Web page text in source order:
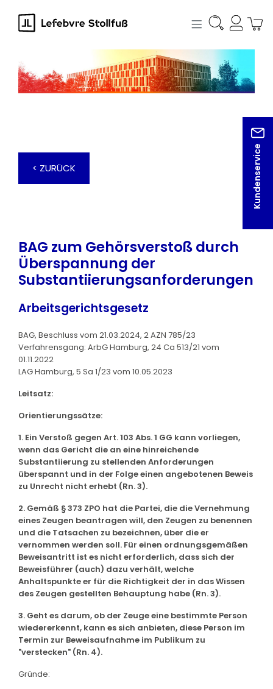
springen
Kundenservice
< ZURÜCK
BAG zum Gehörsverstoß durch
Überspannung der
Substantiierungsanforderungen
Arbeitsgerichtsgesetz
BAG, Beschluss vom 21.03.2024, 2 AZN 785/23
Verfahrensgang: ArbG Hamburg, 24 Ca 513/21 vom
01.11.2022
LAG Hamburg, 5 Sa 1/23 vom 10.05.2023
Leitsatz:
Orientierungssätze:
1. Ein Verstoß gegen Art. 103 Abs. 1 GG kann vorliegen,
wenn das Gericht die an eine hinreichende
Substantiierung zu stellenden Anforderungen
überspannt und in der Folge einen angebotenen Beweis
zu Unrecht nicht erhebt (Rn. 3).
2. Gemäß § 373 ZPO hat die Partei, die die Vernehmung
eines Zeugen beantragen will, den Zeugen zu benennen
und die Tatsachen zu bezeichnen, über die er
vernommen werden soll. Für einen ordnungsgemäßen
Beweisantritt ist es nicht erforderlich, dass sich der
Beweisführer (auch) dazu verhält, welche
Anhaltspunkte er für die Richtigkeit der in das Wissen
des Zeugen gestellten Behauptung habe (Rn. 3).
3. Geht es darum, ob der Zeuge eine bestimmte Person
wiedererkennt, kann es sich anbieten, diese Person im
Termin zur Beweisaufnahme im Publikum zu
"verstecken" (Rn. 4).
Gründe: